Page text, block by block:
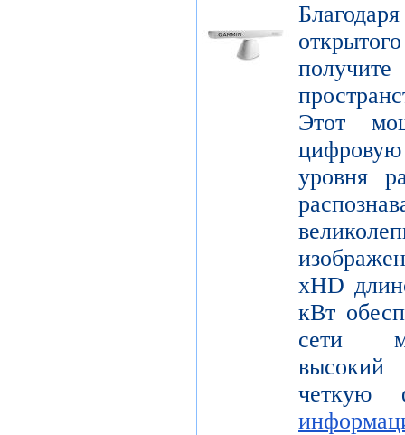
Этот
уровня
xHD
кВт
сети
высокий
четкую